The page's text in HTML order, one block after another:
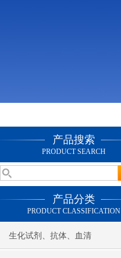
产品搜索
PRODUCT SEARCH
产品分类
PRODUCT CLASSIFICATION
生化试剂、抗体、血清